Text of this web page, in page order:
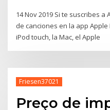
14 Nov 2019 Si te suscribes
de canciones en la app
iPod touch, la Mac, el Apple
Friesen37021
Preço de